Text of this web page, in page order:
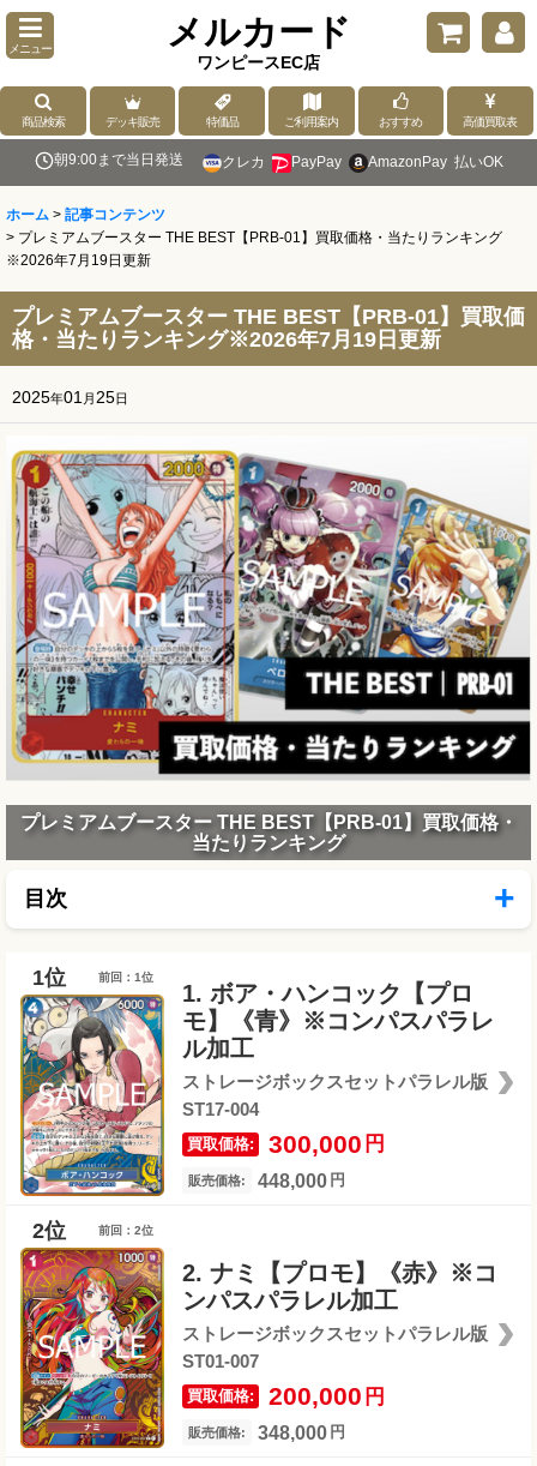
メニュー メルカード
ワンピースEC店
商品検索 デッキ販売 特価品 ご利用案内 おすすめ 高価買取表
朝9:00まで当日発送 クレカ PayPay AmazonPay 払いOK
ホーム > 記事コンテンツ
> プレミアムブースター THE BEST【PRB-01】買取価格・当たりランキング
※2026年7月19日更新
プレミアムブースター THE BEST【PRB-01】買取価
格・当たりランキング※2026年7月19日更新
2025年01 月 25日
プレミアムブースター THE BEST【PRB-01】買取価格・
当たりランキング
目次
前回：1位
1. ボア・ハンコック【プロ
モ】《青》※コンパスパラレ
ル加工
ストレージボックスセットパラレル版
ST17-004
買取価格: 300,000 円
販売価格: 448,000 円
前回：2位
2. ナミ【プロモ】《赤》※コ
ンパスパラレル加工
ストレージボックスセットパラレル版
ST01-007
買取価格: 200,000 円
販売価格: 348,000 円